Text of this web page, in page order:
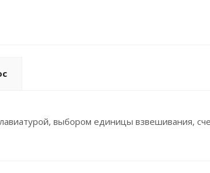
выбором единицы взвешивания,